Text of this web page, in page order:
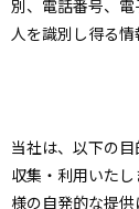
別、電話番号、
人を識別し得る情
当社は、以下の
収集・利用いた
様の自発的な提